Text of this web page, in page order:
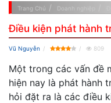
Trang Chủ Doanh nghiệp
Điều kiện phát hành
Vũ Nguyễn 809
Một trong các vấn đề
hiện nay là phát hành
hỏi đặt ra là các điều